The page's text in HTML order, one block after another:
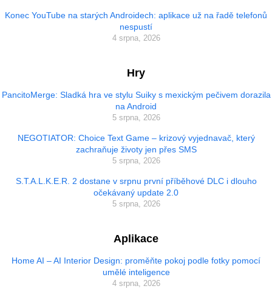
Konec YouTube na starých Androidech: aplikace už na řadě telefonů
nespustí
4 srpna, 2026
Hry
PancitoMerge: Sladká hra ve stylu Suiky s mexickým pečivem dorazila
na Android
5 srpna, 2026
NEGOTIATOR: Choice Text Game – krizový vyjednavač, který
zachraňuje životy jen přes SMS
5 srpna, 2026
S.T.A.L.K.E.R. 2 dostane v srpnu první příběhové DLC i dlouho
očekávaný update 2.0
5 srpna, 2026
Aplikace
Home AI – AI Interior Design: proměňte pokoj podle fotky pomocí
umělé inteligence
4 srpna, 2026